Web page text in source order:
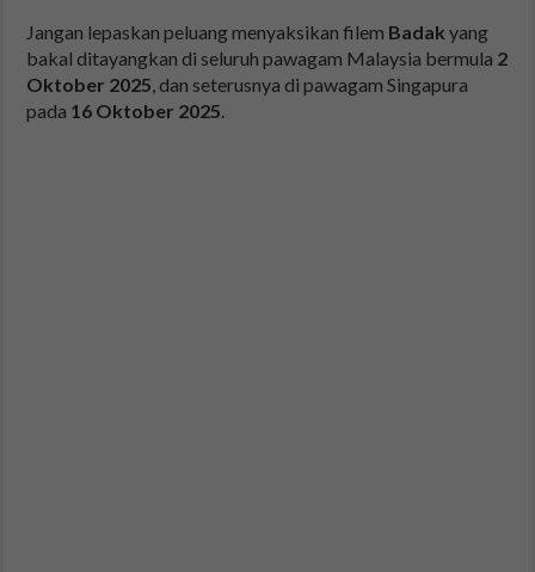
Jangan lepaskan peluang menyaksikan filem Badak yang
bakal ditayangkan di seluruh pawagam Malaysia bermula 2
Oktober 2025, dan seterusnya di pawagam Singapura
pada 16 Oktober 2025.